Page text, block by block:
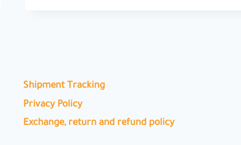
تصقل
Shipment Tracking
Privacy Policy
Exchange, return and refund policy